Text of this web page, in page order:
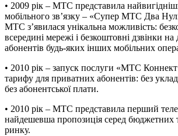
• 2009 рік – МТС представила
мобільного зв’язку – «Супер МТС Два
МТС з’явилася унікальна можливість:
всередині мережі і безкоштовні дзвінки
абонентів будь-яких інших мобільних
• 2010 рік – запуск послуги «МТС Коннект
тарифу для приватних абонентів: без
без абонентської плати.
• 2010 рік – МТС представила перший
найдешевша пропозиція серед бюджетних
ринку.